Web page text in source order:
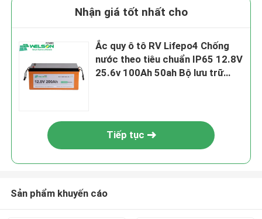
Nhận giá tốt nhất cho
Ắc quy ô tô RV Lifepo4 Chống
nước theo tiêu chuẩn IP65 12.8V
25.6v 100Ah 50ah Bộ lưu trữ
Tiếp tục
Sản phẩm khuyến cáo